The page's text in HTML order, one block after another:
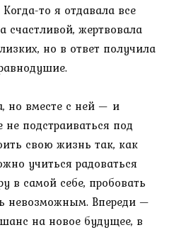
то я отдавала все
жертвовала
но в ответ получила
но вместе с ней — и
подстраиваться под
свою жизнь так, как
учиться радоваться
в самой себе, пробовать
невозможным. Впереди —
на новое будущее, в